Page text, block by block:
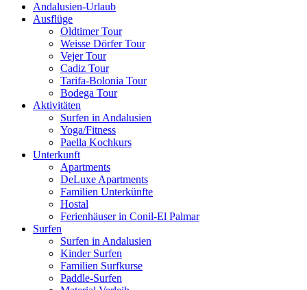
Andalusien-Urlaub
Ausflüge
Oldtimer Tour
Weisse Dörfer Tour
Vejer Tour
Cadiz Tour
Tarifa-Bolonia Tour
Bodega Tour
Aktivitäten
Surfen in Andalusien
Yoga/Fitness
Paella Kochkurs
Unterkunft
Apartments
DeLuxe Apartments
Familien Unterkünfte
Hostal
Ferienhäuser in Conil-El Palmar
Surfen
Surfen in Andalusien
Kinder Surfen
Familien Surfkurse
Paddle-Surfen